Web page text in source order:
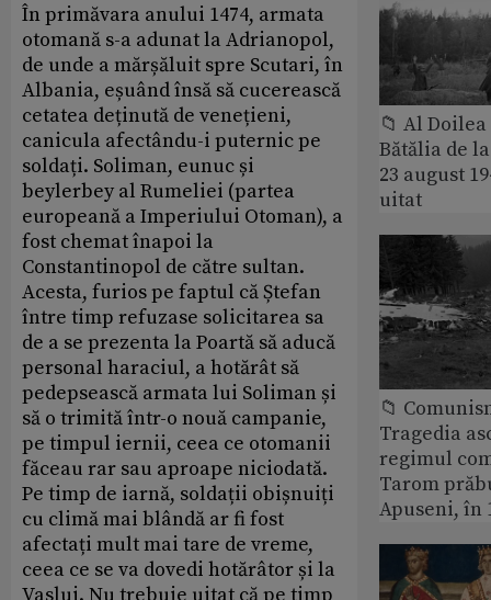
În primăvara anului 1474, armata
otomană s-a adunat la Adrianopol,
de unde a mărșăluit spre Scutari, în
Albania, eșuând însă să cucerească
cetatea deținută de venețieni,
canicula afectându-i puternic pe
soldați. Soliman, eunuc și
beylerbey al Rumeliei (partea
europeană a Imperiului Otoman), a
fost chemat înapoi la
Constantinopol de către sultan.
Acesta, furios pe faptul că Ștefan
între timp refuzase solicitarea sa
de a se prezenta la Poartă să aducă
personal haraciul, a hotărât să
pedepsească armata lui Soliman și
să o trimită într-o nouă campanie,
pe timpul iernii, ceea ce otomanii
făceau rar sau aproape niciodată.
Pe timp de iarnă, soldații obișnuiți
cu climă mai blândă ar fi fost
afectați mult mai tare de vreme,
ceea ce se va dovedi hotărâtor și la
Vaslui. Nu trebuie uitat că pe timp
📁 Al
Bătălia de
23 august
uitat
📁
Tragedia
regimul
Tarom
Apuseni, în